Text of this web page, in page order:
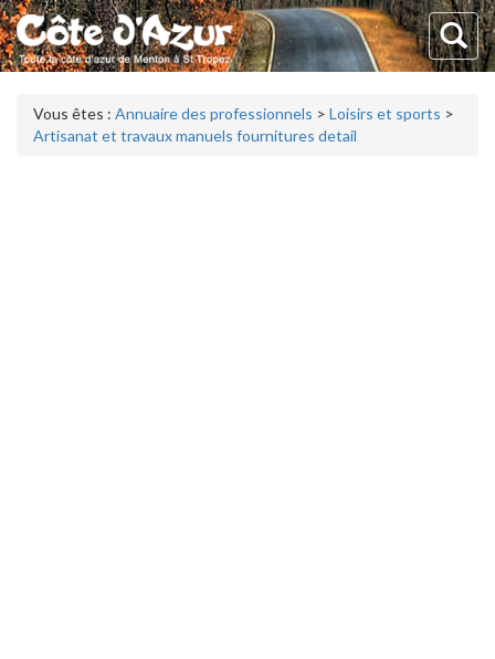
Vous êtes : Annuaire des professionnels > Loisirs et sports >
Artisanat et travaux manuels fournitures detail